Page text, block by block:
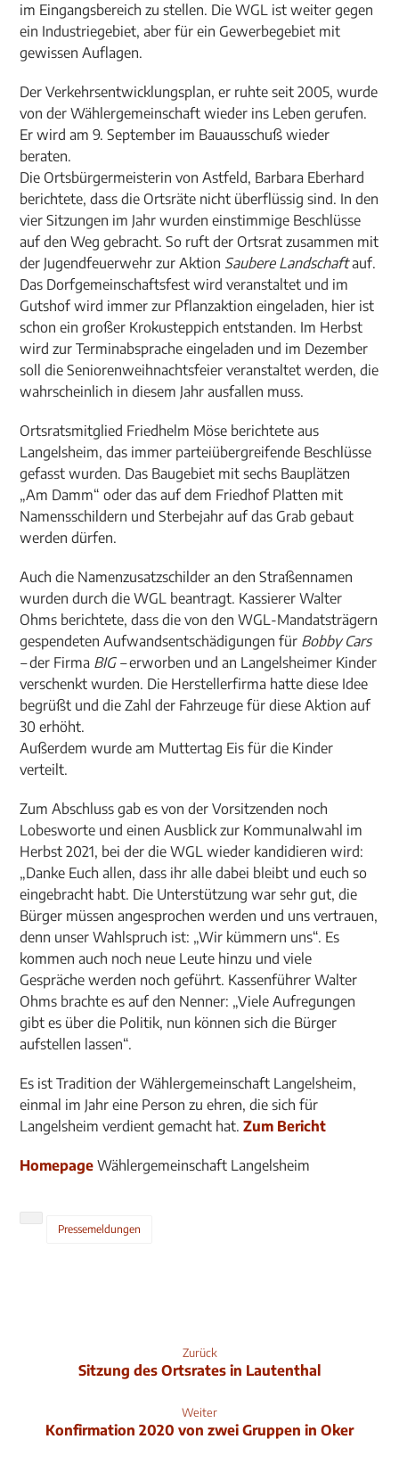
im Eingangsbereich zu stellen. Die WGL ist weiter gegen
ein Industriegebiet, aber für ein Gewerbegebiet mit
gewissen Auflagen.
Der Verkehrsentwicklungsplan, er ruhte seit 2005, wurde
von der Wählergemeinschaft wieder ins Leben gerufen.
Er wird am 9. September im Bauausschuß wieder
beraten.
Die Ortsbürgermeisterin von Astfeld, Barbara Eberhard
berichtete, dass die Ortsräte nicht überflüssig sind. In den
vier Sitzungen im Jahr wurden einstimmige Beschlüsse
auf den Weg gebracht. So ruft der Ortsrat zusammen mit
der Jugendfeuerwehr zur Aktion Saubere Landschaftauf.
Das Dorfgemeinschaftsfest wird veranstaltet und im
Gutshof wird immer zur Pflanzaktion eingeladen, hier ist
schon ein großer Krokusteppich entstanden. Im Herbst
wird zur Terminabsprache eingeladen und im Dezember
soll die Seniorenweihnachtsfeier veranstaltet werden, die
wahrscheinlich in diesem Jahr ausfallen muss.
Ortsratsmitglied Friedhelm Möse berichtete aus
Langelsheim, das immer parteiübergreifende Beschlüsse
gefasst wurden. Das Baugebiet mit sechs Bauplätzen
„Am Damm“ oder das auf dem Friedhof Platten mit
Namensschildern und Sterbejahr auf das Grab gebaut
werden dürfen.
Auch die Namenzusatzschilder an den Straßennamen
wurden durch die WGL beantragt. Kassierer Walter
Ohms berichtete, dass die von den WGL-Mandatsträgern
gespendeten Aufwandsentschädigungen für Bobby Cars
–der Firma BIG –erworben und an Langelsheimer Kinder
verschenkt wurden. Die Herstellerfirma hatte diese Idee
begrüßt und die Zahl der Fahrzeuge für diese Aktion auf
30 erhöht.
Außerdem wurde am Muttertag Eis für die Kinder
verteilt.
Zum Abschluss gab es von der Vorsitzenden noch
Lobesworte und einen Ausblick zur Kommunalwahl im
Herbst 2021, bei der die WGL wieder kandidieren wird:
„Danke Euch allen, dass ihr alle dabei bleibt und euch so
eingebracht habt. Die Unterstützung war sehr gut, die
Bürger müssen angesprochen werden und uns vertrauen,
denn unser Wahlspruch ist: „Wir kümmern uns“. Es
kommen auch noch neue Leute hinzu und viele
Gespräche werden noch geführt. Kassenführer Walter
Ohms brachte es auf den Nenner: „Viele Aufregungen
gibt es über die Politik, nun können sich die Bürger
aufstellen lassen“.
Es ist Tradition der Wählergemeinschaft Langelsheim,
einmal im Jahr eine Person zu ehren, die sich für
Langelsheim verdient gemacht hat.Zum Bericht
Homepage Wählergemeinschaft Langelsheim
Pressemeldungen
Zurück
Sitzung des Ortsrates in Lautenthal
Weiter
Konfirmation 2020 von zwei Gruppen in Oker